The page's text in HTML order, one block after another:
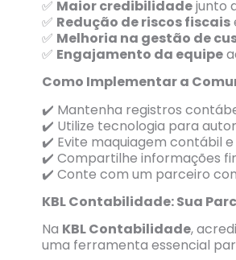
✅ Maior credibilidadejunto
✅ Redução de riscos fiscais
✅ Melhoria na gestão de
✅ Engajamento da equipe
Como Implementar a
✔️ Mantenha registros
✔️ Utilize tecnologia para
✔️ Evite maquiagem contábil
✔️ Compartilhe informações
✔️ Conte com um parceiro
KBL Contabilidade: Sua
Na KBL Contabilidade,
uma ferramenta essencial